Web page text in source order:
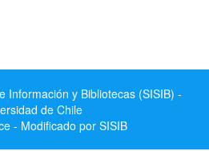
Información y Bibliotecas (SISIB) -
de Chile
- Modificado por SISIB